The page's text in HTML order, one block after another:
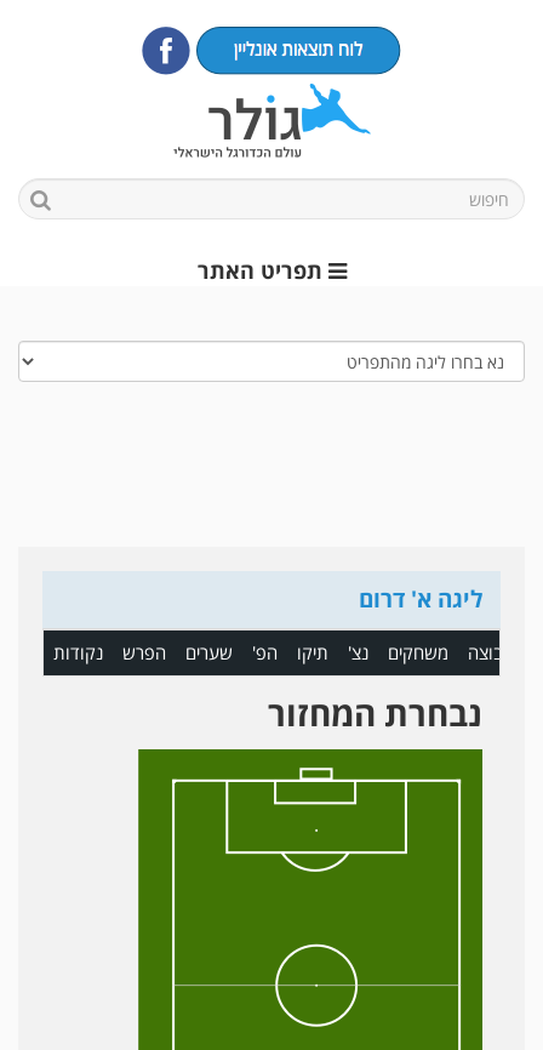
תפריט האתר
ליגה א' דרום
קבוצה משחקים נצ' תיקו הפ' שערים הפרש נקודות
נבחרת המחזור